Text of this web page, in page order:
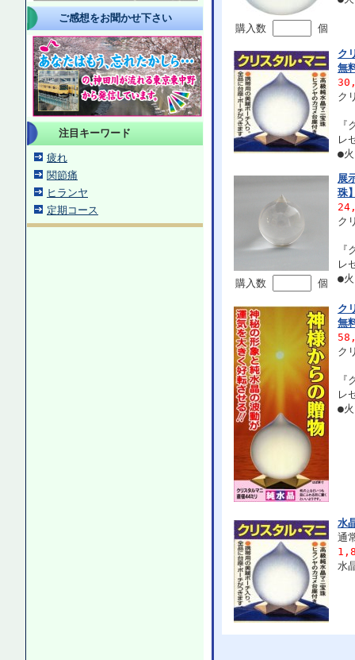
ご感想をお聞かせ下さい
注目キーワード
疲れ
関節痛
ヒランヤ
定期コース
購入数 個
ク
無
ク
レ
●
購入数 個
展
珠
ク
レ
●
ク
無
ク
レ
●
水
通
水